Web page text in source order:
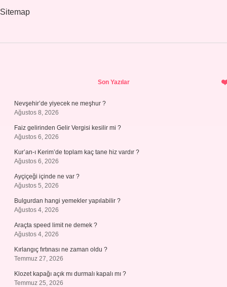
Sitemap
Son Yazılar
Nevşehir’de yiyecek ne meşhur ?
Ağustos 8, 2026
Faiz gelirinden Gelir Vergisi kesilir mi ?
Ağustos 6, 2026
Kur’an-ı Kerim’de toplam kaç tane hiz vardır ?
Ağustos 6, 2026
Ayçiçeği içinde ne var ?
Ağustos 5, 2026
Bulgurdan hangi yemekler yapılabilir ?
Ağustos 4, 2026
Araçta speed limit ne demek ?
Ağustos 4, 2026
Kırlangıç fırtınası ne zaman oldu ?
Temmuz 27, 2026
Klozet kapağı açık mı durmalı kapalı mı ?
Temmuz 25, 2026